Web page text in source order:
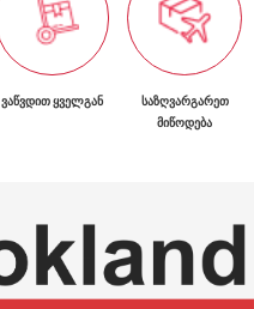
ᲕᲐᲬᲕᲓᲘᲗ ᲧᲕᲔᲚᲒᲐᲜ
ᲡᲐᲖᲦᲕᲐᲠᲒᲐᲠᲔᲗ
ᲛᲘᲬᲝᲓᲔᲑᲐ